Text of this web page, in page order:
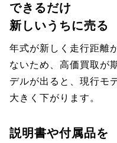
できるだけ
新しいうちに売る
年式が新しく走行距離
ないため、高価買取が
デルが出ると、現行モ
大きく下がります。
説明書や付属品を